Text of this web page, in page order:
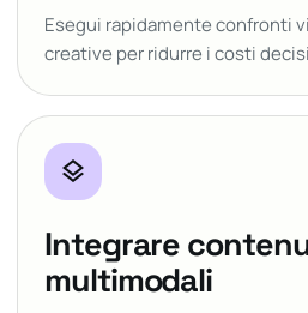
Esegui rapidamente confronti
creative per ridurre i costi
layers
Integrare
multimodali